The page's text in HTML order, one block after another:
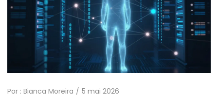
Por : Bianca Moreira 5 mai 2026